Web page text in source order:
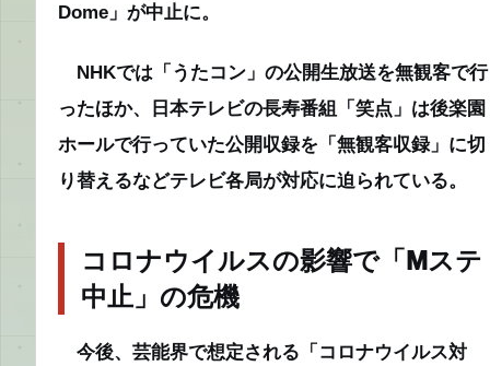
Dome」が中止に。
NHKでは「うたコン」の公開生放送を無観客で行
ったほか、日本テレビの長寿番組「笑点」は後楽園
ホールで行っていた公開収録を「無観客収録」に切
り替えるなどテレビ各局が対応に迫られている。
コロナウイルスの影響で「Mステ
中止」の危機
今後、芸能界で想定される「コロナウイルス対